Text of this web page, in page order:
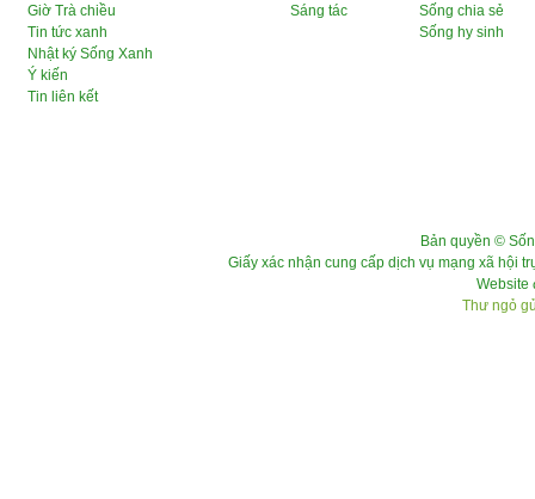
Giờ Trà chiều
Tin tức xanh
Nhật ký Sống Xanh
Ý kiến
Tin liên kết
Sáng tác
Sống chia sẻ
Sống hy sinh
Bản quyền ©
Giấy xác nhận cung cấp dịch vụ mạng xã hội
Website
Thư ngỏ